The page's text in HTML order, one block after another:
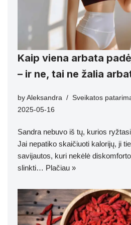
Kaip viena arbata
– ir ne, tai ne žalia
by Aleksandra Sveikatos
2025-05-16
Sandra nebuvo iš tų, kurios
Jai nepatiko skaičiuoti kalorijų, ji
savijautos, kuri nekėlė
slinkti… Plačiau »